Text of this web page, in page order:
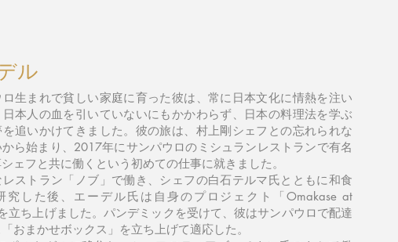
ル
生まれで貧しい家庭に育った彼は、常に日本文化に情熱を注い
本人の血を引いていないにもかかわらず、日本の料理法を学ぶ
を追いかけてきました。彼の旅は、村上剛シェフとの忘れられな
ら始まり、2017年にサンパウロのミシュランレストランで有名
ェフと共に働くという初めての仕事に就きました。
ストラン「ノブ」で働き、シェフの白石テルマ氏とともに和食
究した後、エーデル氏は自身のプロジェクト「Omakase at
立ち上げました。パンデミックを受けて、彼はサンパウロで配達
おまかせボックス」を立ち上げて適応した。